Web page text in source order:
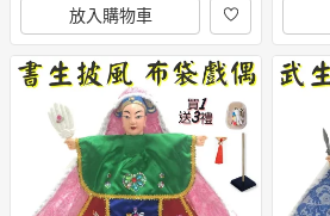
放入購物車